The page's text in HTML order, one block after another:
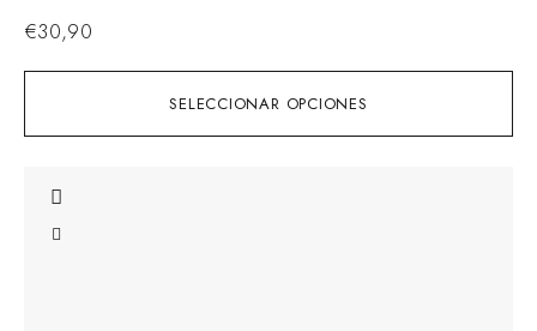
SELECCIONAR OPCIONES
€30,90